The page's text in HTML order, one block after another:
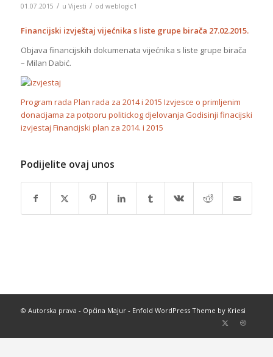
01.07.2015 / u Vijesti / od weblogic1
Financijski izvještaj vijećnika s liste grupe birača 27.02.2015.
Objava financijskih dokumenata vijećnika s liste grupe birača
– Milan Dabić.
Program rada Plan rada za 2014 i 2015 Izvjesce o primljenim
donacijama za potporu politickog djelovanja Godisinji finacijski
izvjestaj Financijski plan za 2014. i 2015
Podijelite ovaj unos
© Autorska prava - Općina Majur- Enfold WordPress Theme by Kriesi